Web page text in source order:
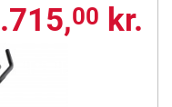
00 kr.